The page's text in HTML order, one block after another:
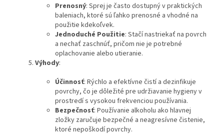
Prenosný: Sprej je často dostupný v praktických
baleniach, ktoré sú ľahko prenosné a vhodné na
použitie kdekoľvek.
Jednoduché Použitie: Stačí nastriekať na povrch
a nechať zaschnúť, pričom nie je potrebné
oplachovanie alebo utieranie.
Výhody:
Účinnosť: Rýchlo a efektívne čistí a dezinfikuje
povrchy, čo je dôležité pre udržiavanie hygieny v
prostredí s vysokou frekvenciou používania.
Bezpečnosť: Používanie alkoholu ako hlavnej
zložky zaručuje bezpečné a neagresívne čistenie,
ktoré nepoškodí povrchy.